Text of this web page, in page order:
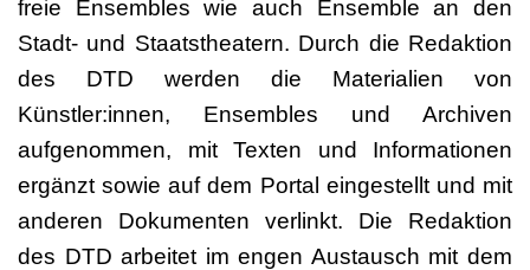
freie Ensembles wie auch Ensemble an den
Stadt- und Staatstheatern. Durch die Redaktion
des DTD werden die Materialien von
Künstler:innen, Ensembles und Archiven
aufgenommen, mit Texten und Informationen
ergänzt sowie auf dem Portal eingestellt und mit
anderen Dokumenten verlinkt. Die Redaktion
des DTD arbeitet im engen Austausch mit dem